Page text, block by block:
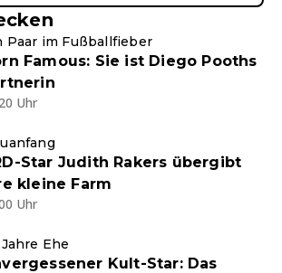
Paar im Fußballfieber
Famous: Sie ist Diego Pooths
Uhr
Star Judith Rakers übergibt
kleine Farm
Uhr
Ehe
Kult-Star: Das